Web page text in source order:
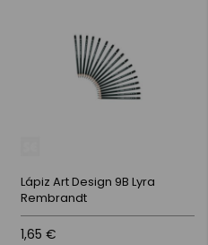
Lápiz Art Design 9B Lyra
Rembrandt
1,65 €